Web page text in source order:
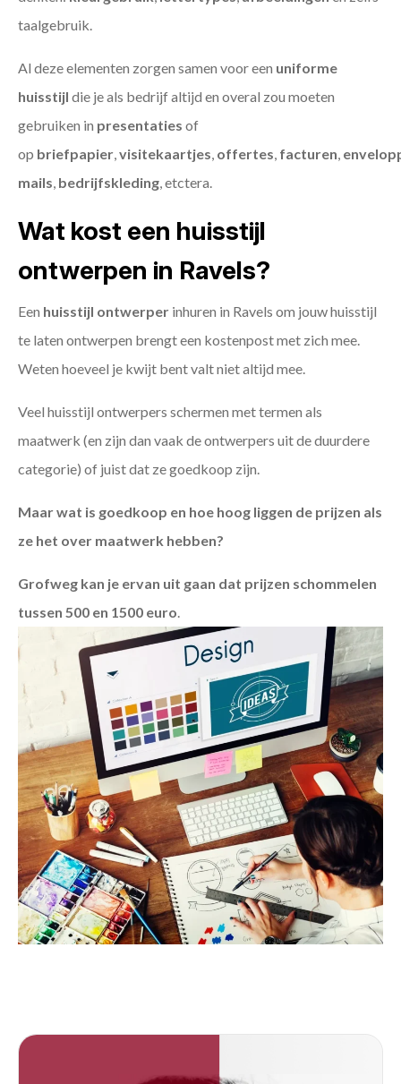
taalgebruik.
Al deze elementen zorgen samen voor een uniforme
huisstijl die je als bedrijf altijd en overal zou moeten
gebruiken in presentaties of
op briefpapier,visitekaartjes, offertes, facturen,
mails, bedrijfskleding, etctera.
Wat kost een huisstijl
ontwerpen in Ravels?
Een huisstijl ontwerper inhuren in Ravels om jouw huisstijl
te laten ontwerpen brengt een kostenpost met zich mee.
Weten hoeveel je kwijt bent valt niet altijd mee.
Veel huisstijl ontwerpers schermen met termen als
maatwerk (en zijn dan vaak de ontwerpers uit de duurdere
categorie) of juist dat ze goedkoop zijn.
Maar wat is goedkoop en hoe hoog liggen de prijzen als
ze het over maatwerk hebben?
Grofweg kan je ervan uit gaan dat prijzen schommelen
tussen 500 en 1500 euro.